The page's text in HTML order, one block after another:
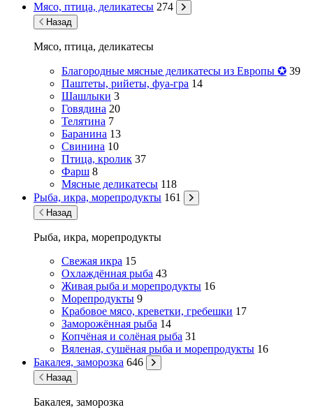
Мясо, птица, деликатесы 274
Назад
Мясо, птица, деликатесы
Благородные мясные деликатесы из Европы ✪ 39
Паштеты, рийеты, фуа-гра 14
Шашлыки 3
Говядина 20
Телятина 7
Баранина 13
Свинина 10
Птица, кролик 37
Фарш 8
Мясные деликатесы 118
Рыба, икра, морепродукты 161
Назад
Рыба, икра, морепродукты
Свежая икра 15
Охлаждённая рыба 43
Живая рыба и морепродукты 16
Морепродукты 9
Крабовое мясо, креветки, гребешки 17
Заморожённая рыба 14
Копчёная и солёная рыба 31
Вяленая, сушёная рыба и морепродукты 16
Бакалея, заморозка 646
Назад
Бакалея, заморозка